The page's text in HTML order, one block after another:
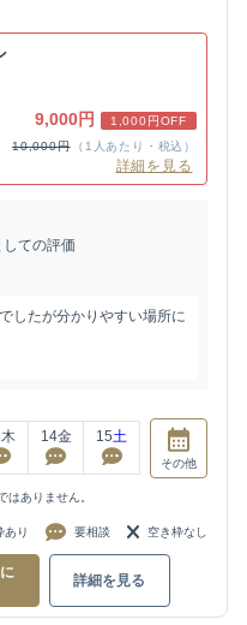
9,000円
1,000円OFF
10,000円
（1人あたり・税込）
詳細を見る
ての評価
したが分かりやすい場所に
木 14金 15土
その他
ありません。
あり 要相談 空き枠なし
詳細を見る